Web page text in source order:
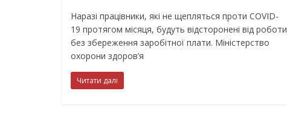
Наразі працівники, які не щепляться проти COVID-
19 протягом місяця, будуть відсторонені від роботи
без збереження заробітної плати. Міністерство
охорони здоров’я
Читати далі